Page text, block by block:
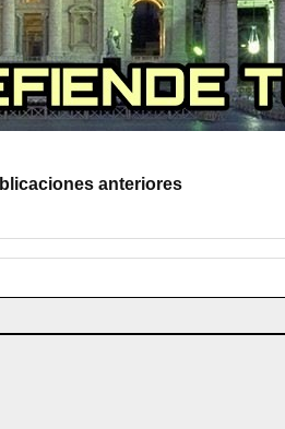
anteriores